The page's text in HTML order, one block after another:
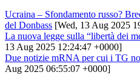
Ucraina – Sfondamento russo?
del Donbass [Wed, 13 Aug 2025
La nuova legge sulla “libertà dei
13 Aug 2025 12:24:47 +0000]
Due notizie mRNA per cui i TG
Aug 2025 06:55:07 +0000]